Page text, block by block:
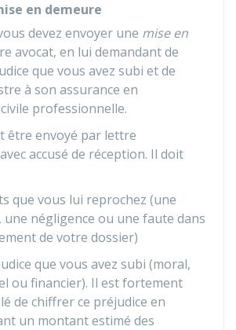
en demeure
devez envoyer une mise en
avocat, en lui demandant de
que vous avez subi et de
à son assurance en
professionnelle.
être envoyé par lettre
accusé de réception. Il doit
que vous lui reprochez (une
négligence ou une faute dans
de votre dossier)
que vous avez subi (moral,
ou financier). Il est fortement
de chiffrer ce préjudice en
un montant estimé des